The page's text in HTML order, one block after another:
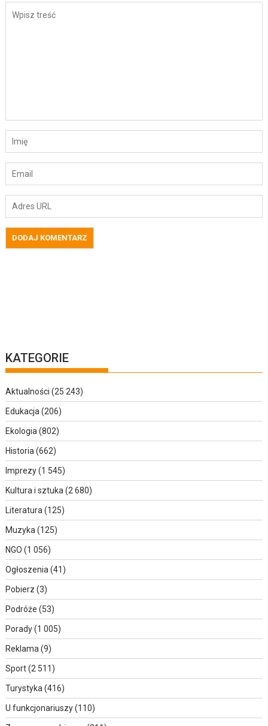
KATEGORIE
Aktualności (25 243)
Edukacja (206)
Ekologia (802)
Historia (662)
Imprezy(1 545)
Kultura i sztuka (2 680)
Literatura (125)
Muzyka (125)
NGO (1 056)
Ogłoszenia (41)
Pobierz (3)
Podróże (53)
Porady(1 005)
Reklama (9)
Sport(2 511)
Turystyka (416)
U funkcjonariuszy(110)